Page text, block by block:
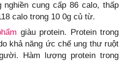
cung cấp 86 calo, thấp
calo trong 10 0g củ từ.
giàu protein. Protein trong
khả năng ức chế ung thư ruột
Hàm lượng protein trong